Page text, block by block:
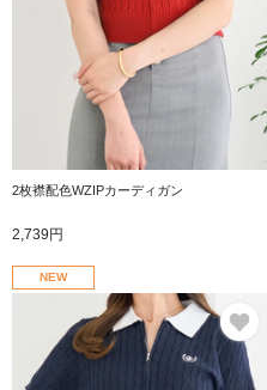
2枚襟配色WZIPカーディガン
2,739円
NEW